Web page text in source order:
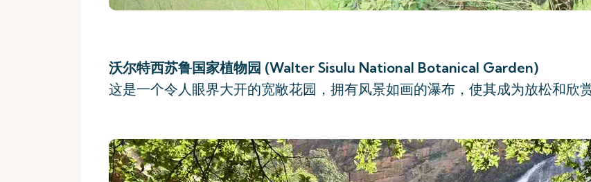
沃尔特西苏鲁国家植物园 (Walter Sisulu National Botanical Garden)
这是一个令人眼界大开的宽敞花园，拥有风景如画的瀑布，使其成为放松和欣